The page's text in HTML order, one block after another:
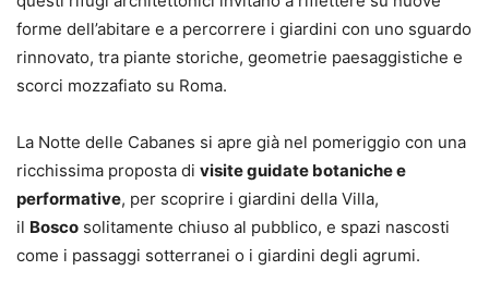
forme dell’abitare e a percorrere i giardini con uno sguardo
rinnovato, tra piante storiche, geometrie paesaggistiche e
scorci mozzafiato su Roma.
La Notte delle Cabanes si apre già nel pomeriggio con una
ricchissima proposta di visite guidate botaniche e
performative, per scoprire i giardini della Villa,
il Bosco solitamente chiuso al pubblico, e spazi nascosti
come i passaggi sotterranei o i giardini degli agrumi.